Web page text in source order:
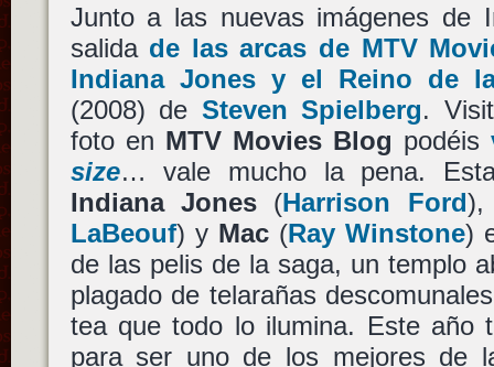
Junto a las nuevas imágenes de
salida de las arcas de MTV
Indiana Jones y el Reino de
(2008) de Steven Spielberg.
foto en MTV Movies Blog podéis
size… vale mucho la pena.
Indiana Jones(Harrison Ford
LaBeouf) y Mac(Ray Winstone)
de las pelis de la saga, un templo
plagado de telarañas
tea que todo lo ilumina. Este año
para ser uno de los mejores de